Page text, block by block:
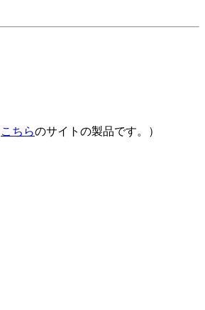
こちらのサイトの製品です。）